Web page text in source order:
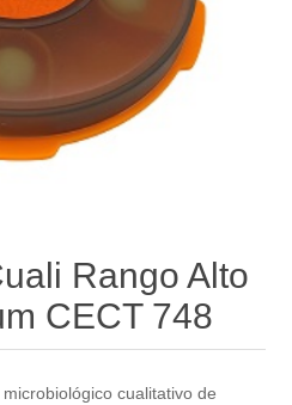
Rango Alto
CECT 748
cualitativo de